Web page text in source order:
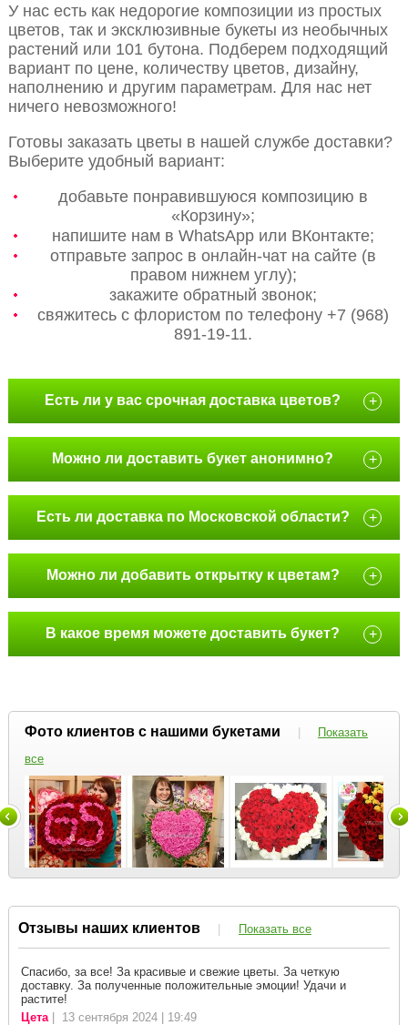
У нас есть как недорогие композиции из простых
цветов, так и эксклюзивные букеты из необычных
растений или 101 бутона. Подберем подходящий
вариант по цене, количеству цветов, дизайну,
наполнению и другим параметрам. Для нас нет
ничего невозможного!
Готовы заказать цветы в нашей службе доставки?
Выберите удобный вариант:
добавьте понравившуюся композицию в
«Корзину»;
напишите нам в WhatsApp или ВКонтакте;
отправьте запрос в онлайн-чат на сайте (в
правом нижнем углу);
закажите обратный звонок;
свяжитесь с флористом по телефону +7 (968)
891-19-11.
Есть ли у вас срочная доставка цветов? +
Можно ли доставить букет анонимно? +
Есть ли доставка по Московской области? +
Можно ли добавить открытку к цветам? +
В какое время можете доставить букет? +
Фото клиентов с нашими букетами |
Показать
все
Отзывы наших клиентов | Показать все
Спасибо, за все! За красивые и свежие цветы. За четкую
доставку. За полученные положительные эмоции! Удачи и
растите!
Цета| 13 сентября 2024 | 19:49